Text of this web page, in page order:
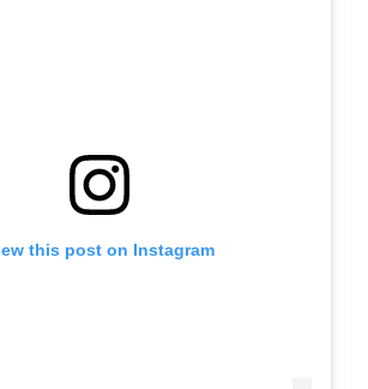
this post on Instagram